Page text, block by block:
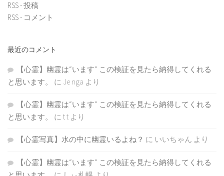
RSS - 投稿
RSS - コメント
最近のコメント
【心霊】幽霊は“います” この検証を見たら納得してくれる
と思います。
に Je nga より
【心霊】幽霊は“います” この検証を見たら納得してくれる
と思います。
に t t より
【心霊写真】水の中に幽霊いるよね？ に いいちゃん より
【心霊】幽霊は“います” この検証を見たら納得してくれる